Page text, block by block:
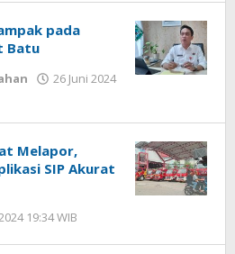
pada
Batu
26 Juni 2024
Melapor,
SIP Akurat
19:34 WIB